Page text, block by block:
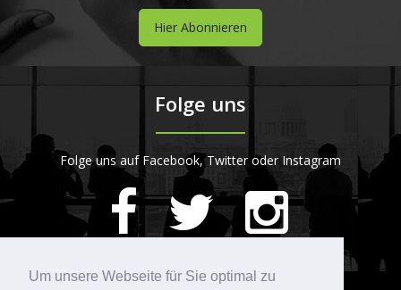
Um unsere Webseite für Sie optimal zu
Hier Abonnieren
Folge uns
Folge uns auf Facebook, Twitter oder Instagram
420Bewertungen auf ProvenExpert.com